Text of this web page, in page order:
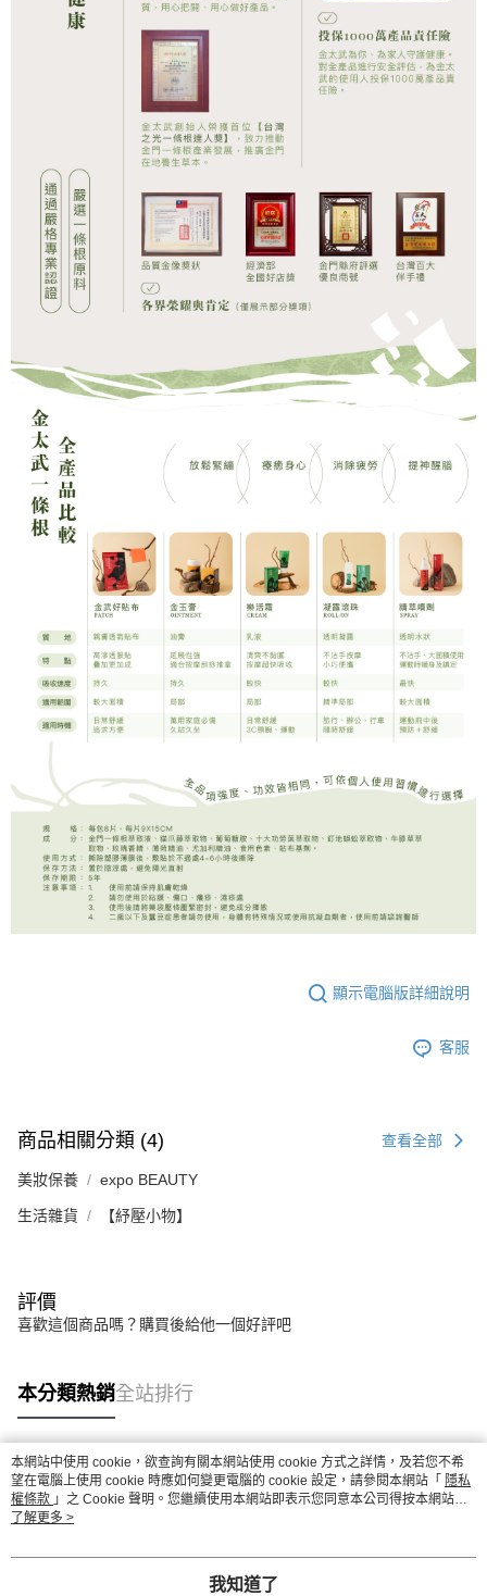
顯示電腦版詳細說明
客服
商品相關分類 (4) 查看全部
美妝保養 expo BEAUTY
生活雜貨 【紓壓小物】
評價
喜歡這個商品嗎？購買後給他一個好評吧
本分類熱銷全站排行
熱門標籤
本網站中使用 cookie，欲查詢有關本網站使用 cookie 方式之詳情，及若您不希
望在電腦上使用 cookie 時應如何變更電腦的 cookie 設定，請參閱本網站「 隱私
權條款 」之 Cookie 聲明。您繼續使用本網站即表示您同意本公司得按本網站使
用條款之 Cookie 聲明使用 cookie。
了解更多 >
我知道了